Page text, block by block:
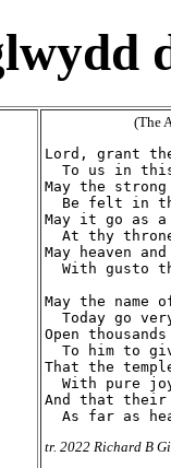
(The
Lord, grant
To us in
May the
Be felt in
May it go as
At thy
May heaven
With gusto
May the name
Today go
Open
To him to
That the
With pure
And that
tr. 2022 Richard B